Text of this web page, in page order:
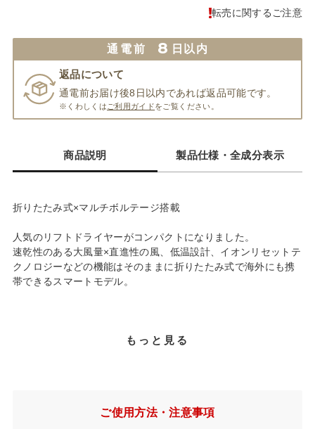
転売に関するご注意
通電前 8 日以内
返品について
通電前お届け後8日以内であれば返品可能です。
※くわしくは ご利用ガイドをご覧ください。
商品説明 製品仕様・全成分表示
折りたたみ式×マルチボルテージ搭載
人気のリフトドライヤーがコンパクトになりました。
速乾性のある大風量×直進性の風、低温設計、イオンリセットテ
クノロジーなどの機能はそのままに折りたたみ式で海外にも携
帯できるスマートモデル。
もっと見る
ご使用方法・注意事項